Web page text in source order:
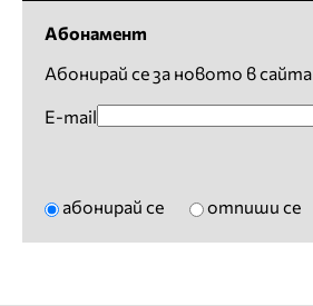
Абонамент
Абонирай се за новото в сайта
E-mail
абонирай се отпиши се